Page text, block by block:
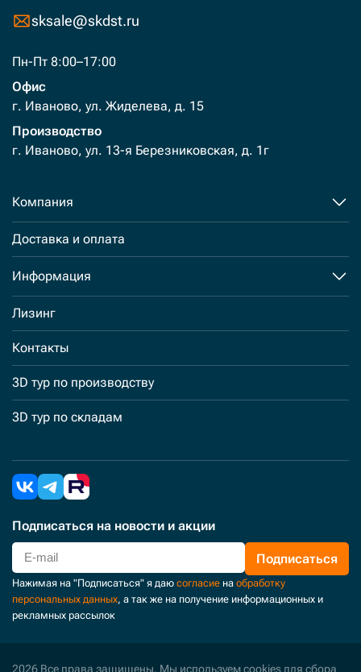
sksale@skdst.ru
Пн-Пт 8:00–17:00
Офис
г. Иваново, ул. Жиделева, д. 15
Производство
г. Иваново, ул. 13-я Березниковская, д. 1г
Компания
Доставка и оплата
Информация
Лизинг
Контакты
3D тур по производству
3D тур по складам
Подписаться на новости и акции
Подписаться
Нажимая на "Подписаться" я даю согласие на обработку
персональных данных, а так же на получение информационных и
рекламных рассылок
2026 Все права защищены. Мы используем cookies для сбора